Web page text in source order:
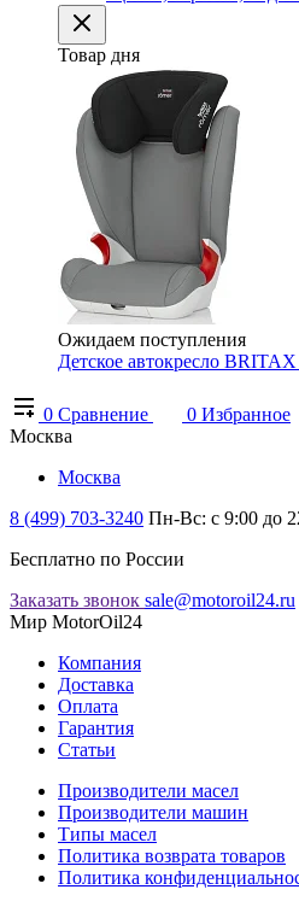
Товар дня
Ожидаем поступления
Детское автокресло
0 Сравнение 0 Избранное
Москва
Москва
8 (499) 703-3240 Пн-Вс: с 9:00 до
Бесплатно по России
Заказать звонок sale@motoroil24.ru
Мир MotorOil24
Компания
Доставка
Оплата
Гарантия
Статьи
Производители масел
Производители машин
Типы масел
Политика возврата товаров
Политика